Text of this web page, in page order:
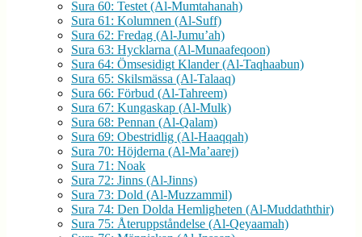
Sura 60: Testet (Al-Mumtahanah)
Sura 61: Kolumnen (Al-Suff)
Sura 62: Fredag (Al-Jumu’ah)
Sura 63: Hycklarna (Al-Munaafeqoon)
Sura 64: Ömsesidigt Klander (Al-Taqhaabun)
Sura 65: Skilsmässa (Al-Talaaq)
Sura 66: Förbud (Al-Tahreem)
Sura 67: Kungaskap (Al-Mulk)
Sura 68: Pennan (Al-Qalam)
Sura 69: Obestridlig (Al-Haaqqah)
Sura 70: Höjderna (Al-Ma’aarej)
Sura 71: Noak
Sura 72: Jinns (Al-Jinns)
Sura 73: Dold (Al-Muzzammil)
Sura 74: Den Dolda Hemligheten (Al-Muddaththir)
Sura 75: Återuppståndelse (Al-Qeyaamah)